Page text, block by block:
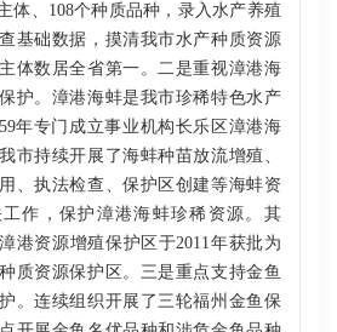
体、108个种质品种，录入水产养殖
基础数据，摸清我市水产种质资源
体数居全省第一。二是重视漳港海
护。漳港海蚌是我市珍稀特色水产
年专门成立事业机构长乐区漳港海
市持续开展了海蚌种苗放流增殖、
、执法检查、保护区创建等海蚌资
作，保护漳港海蚌珍稀资源。其
港资源增殖保护区于2011年获批为
质资源保护区。三是重点支持金鱼
。连续组织开展了三轮福州金鱼保